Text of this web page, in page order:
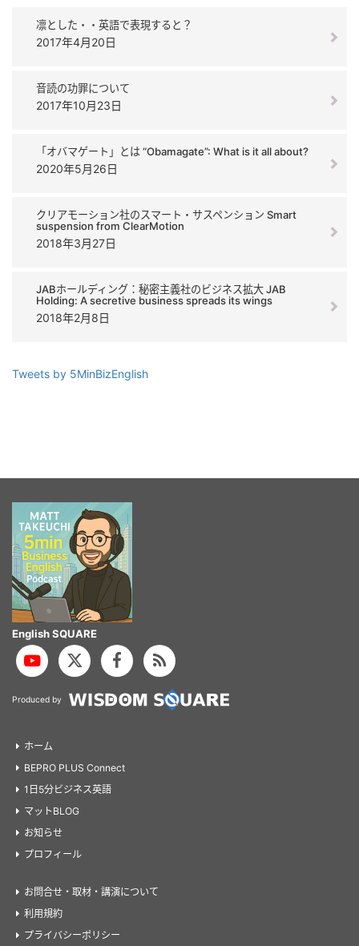
凛とした・・英語で表現すると？
2017年4月20日
音読の功罪について
2017年10月23日
「オバマゲート」とは “Obamagate”: What is it all about?
2020年5月26日
クリアモーション社のスマート・サスペンション Smart
suspension from ClearMotion
2018年3月27日
JABホールディング：秘密主義社のビジネス拡大 JAB
Holding: A secretive business spreads its wings
2018年2月8日
Tweets by 5MinBizEnglish
English SQUARE
Produced by
ホーム
BEPRO PLUS Connect
1日5分ビジネス英語
マットBLOG
お知らせ
プロフィール
お問合せ・取材・講演について
利用規約
プライバシーポリシー